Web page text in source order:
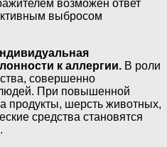
возможен ответ
выбросом
к аллергии. В роли
совершенно
При повышенной
продукты, шерсть животных,
средства становятся